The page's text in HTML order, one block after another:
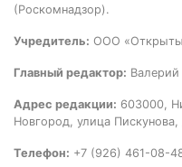
(Роскомнадзор).
Учредитель: ООО
Главный редактор:
Адрес редакции: 603000,
Новгород, улица
Телефон: +7 (926) 461-08-